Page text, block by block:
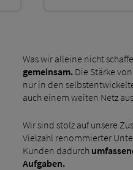
Was wir alleine nicht
gemeinsam.Die Stärke
nur in den
auch einem weiten Netz aus
Wir sind stolz auf unsere
Vielzahl renommierter
Kunden dadurch
Aufgaben.